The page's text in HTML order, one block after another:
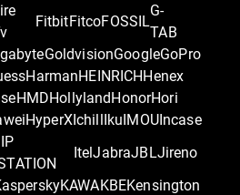
FitbitFitcoFOSSIL
G-
TAB
GoldvisionGoogleGoPro
HarmanHEINRICHHenex
HMDHollylandHonorHori
HyperXIchillIkuIMOUIncase
IP
ItelJabraJBLJireno
KAWAKBEKensington